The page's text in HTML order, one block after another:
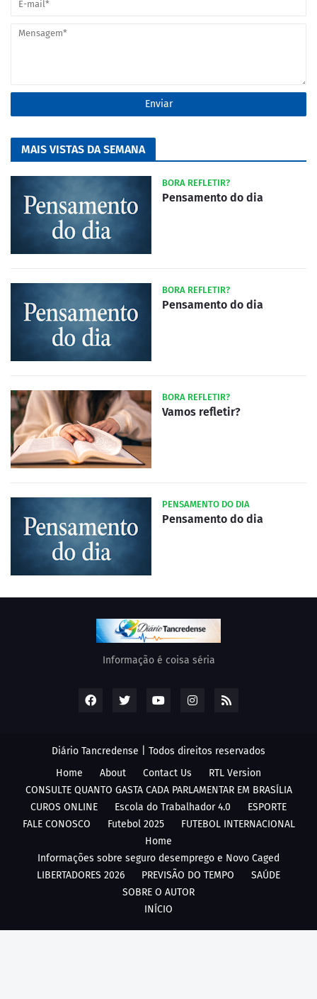
MAIS VISTAS DA SEMANA
BORA REFLETIR?
Pensamento do dia
BORA REFLETIR?
Pensamento do dia
BORA REFLETIR?
Vamos refletir?
PENSAMENTO DO DIA
Pensamento do dia
Informação é coisa séria
Diário Tancredense | Todos direitos reservados
Home
About Contact Us
RTL Version
CONSULTE QUANTO GASTA CADA PARLAMENTAR EM BRASÍLIA
CUROS ONLINE
Escola do Trabalhador 4.0
ESPORTE
FALE CONOSCO
Futebol 2025
FUTEBOL INTERNACIONAL
Home
Informações sobre seguro desemprego e Novo Caged
LIBERTADORES 2026
PREVISÃO DO TEMPO
SAÚDE
SOBRE O AUTOR
INÍCIO